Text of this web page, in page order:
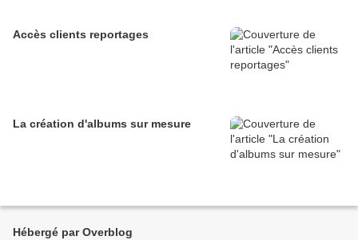
Accès clients reportages
La création d'albums sur mesure
Hébergé par Overblog